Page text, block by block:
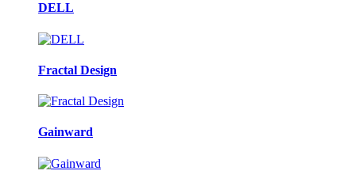
DELL
Fractal Design
Gainward